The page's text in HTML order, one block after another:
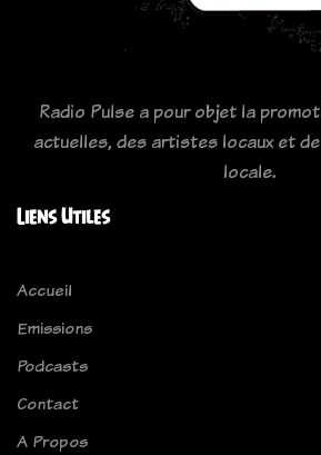
Radio Pulse a pour objet la
actuelles, des artistes locaux et
locale.
Liens Utiles
Accueil
Emissions
Podcasts
Contact
A Propos